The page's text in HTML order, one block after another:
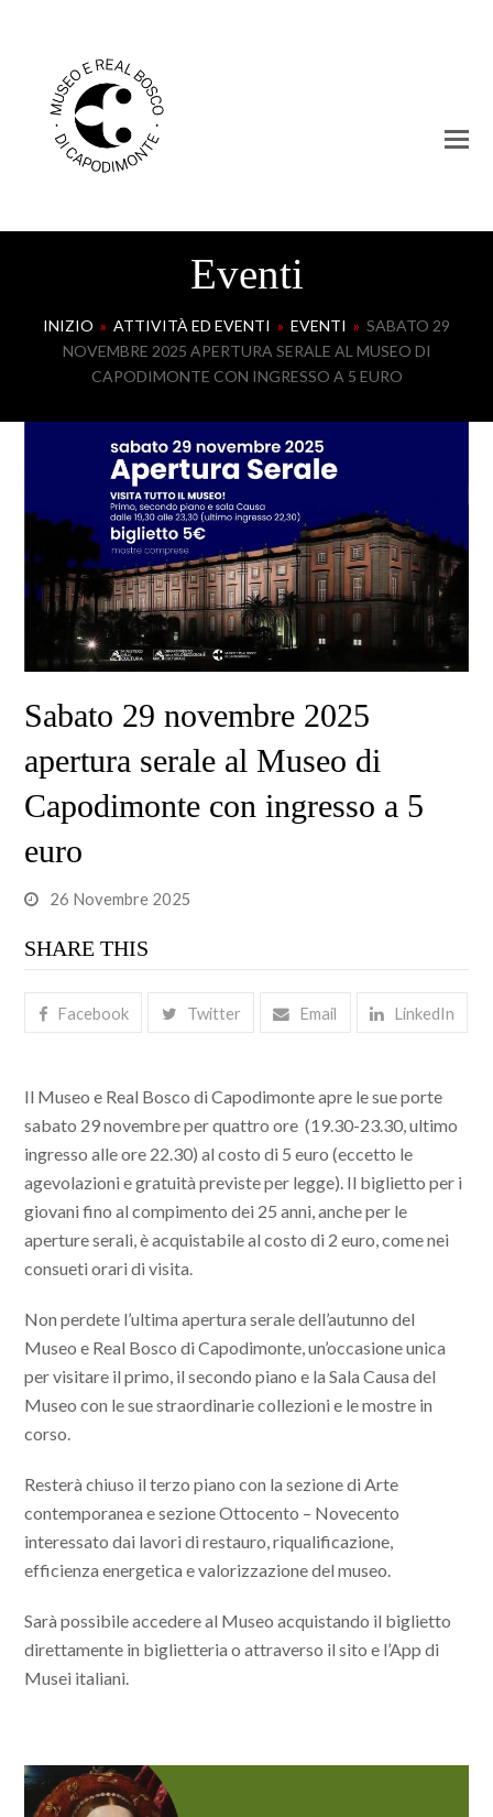
Eventi
INIZIO » ATTIVITÀ ED EVENTI » EVENTI » SABATO 29
NOVEMBRE 2025 APERTURA SERALE AL MUSEO DI
CAPODIMONTE CON INGRESSO A 5 EURO
Sabato 29 novembre 2025
apertura serale al Museo di
Capodimonte con ingresso a 5
euro
26 Novembre 2025
SHARE THIS
Facebook Twitter Email LinkedIn
Il Museo e Real Bosco di Capodimonte apre le sue porte
sabato 29 novembreper quattro ore (19.30-23.30, ultimo
ingresso alle ore 22.30) alcosto di 5 euro (eccetto le
agevolazioni e gratuità previste per legge). Il biglietto per i
giovani fino al compimento dei 25 anni, anche per le
aperture serali, è acquistabile al costo di 2 euro, come nei
consueti orari di visita.
Non perdete l’ultima apertura serale dell’autunno del
Museo e Real Bosco di Capodimonte, un’occasione unica
pervisitare il primo, il secondo piano e la Sala Causa del
Museo con le sue straordinarie collezioni e le mostre in
corso.
Resterà chiuso il terzo piano con la sezione di Arte
contemporanea e sezione Ottocento – Novecento
interessato dai lavori di restauro, riqualificazione,
efficienza energetica e valorizzazione del museo.
Sarà possibile accedere al Museo acquistando il biglietto
direttamente in biglietteria o attraverso il sito e l’App di
Musei italiani.